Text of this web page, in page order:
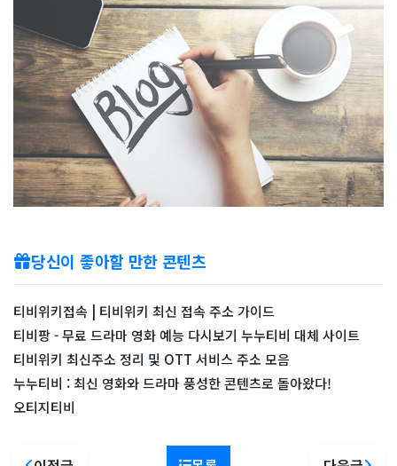
당신이 좋아할 만한 콘텐츠
티비위키접속 | 티비위키 최신 접속 주소 가이드
티비팡 - 무료 드라마 영화 예능 다시보기 누누티비 대체 사이트
티비위키 최신주소 정리 및 OTT 서비스 주소 모음
누누티비 : 최신 영화와 드라마 풍성한 콘텐츠로 돌아왔다!
오티지티비